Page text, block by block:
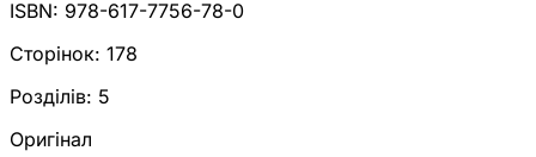
ISBN: 978-617-7756-78-0
Сторінок: 178
Розділів: 5
Оригінал